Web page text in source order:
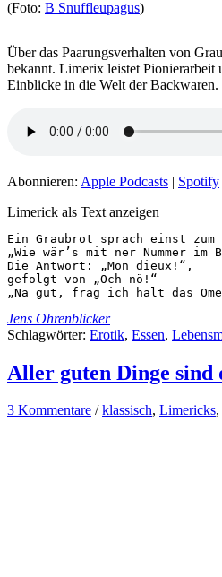
(Foto: B Snuffleupagus)
Über das Paarungsverhalten von
bekannt. Limerix leistet Pionierarbeit
Einblicke in die Welt der Backwaren.
Abonnieren: Apple Podcasts | Spotify
Limerick als Text anzeigen
Ein Graubrot sprach einst zum
„Wie wär’s mit ner Nummer im
Die Antwort: „Mon dieux!“,
gefolgt von „Och nö!“
„Na gut, frag ich halt das
Jens Ohrenblicker
Schlagwörter: Erotik, Essen,
Aller guten Dinge sind
3 Kommentare /klassisch, Limericks,